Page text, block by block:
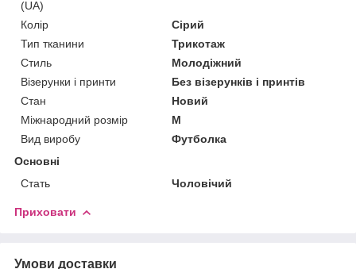
(UA)
Колір
Сірий
Тип тканини
Трикотаж
Стиль
Молодіжний
Візерунки і принти
Без візерунків і принтів
Стан
Новий
Міжнародний розмір
M
Вид виробу
Футболка
Основні
Стать
Чоловічий
Приховати
Умови доставки